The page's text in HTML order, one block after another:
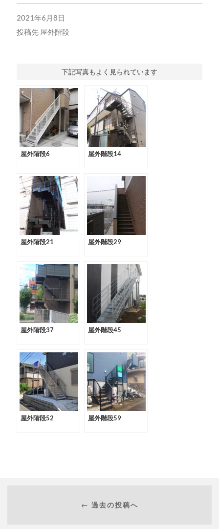
2021年6月8日
投稿先 屋外階段
下記写真もよく見られています
屋外階段6 屋外階段14
屋外階段21 屋外階段29
屋外階段37 屋外階段45
屋外階段52 屋外階段59
← 過去の投稿へ